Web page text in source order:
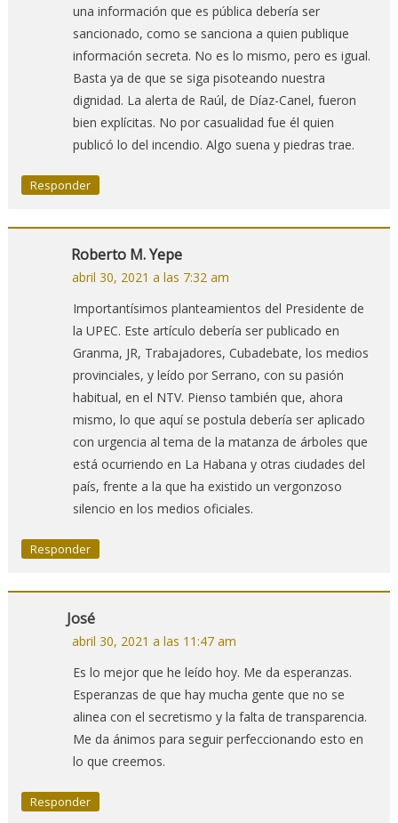
una información que es pública debería ser
sancionado, como se sanciona a quien publique
información secreta. No es lo mismo, pero es igual.
Basta ya de que se siga pisoteando nuestra
dignidad. La alerta de Raúl, de Díaz-Canel, fueron
bien explícitas. No por casualidad fue él quien
publicó lo del incendio. Algo suena y piedras trae.
Responder
Roberto M. Yepe
abril 30, 2021 a las 7:32 am
Importantísimos planteamientos del Presidente de
la UPEC. Este artículo debería ser publicado en
Granma, JR, Trabajadores, Cubadebate, los medios
provinciales, y leído por Serrano, con su pasión
habitual, en el NTV. Pienso también que, ahora
mismo, lo que aquí se postula debería ser aplicado
con urgencia al tema de la matanza de árboles que
está ocurriendo en La Habana y otras ciudades del
país, frente a la que ha existido un vergonzoso
silencio en los medios oficiales.
Responder
José
abril 30, 2021 a las 11:47 am
Es lo mejor que he leído hoy. Me da esperanzas.
Esperanzas de que hay mucha gente que no se
alinea con el secretismo y la falta de transparencia.
Me da ánimos para seguir perfeccionando esto en
lo que creemos.
Responder